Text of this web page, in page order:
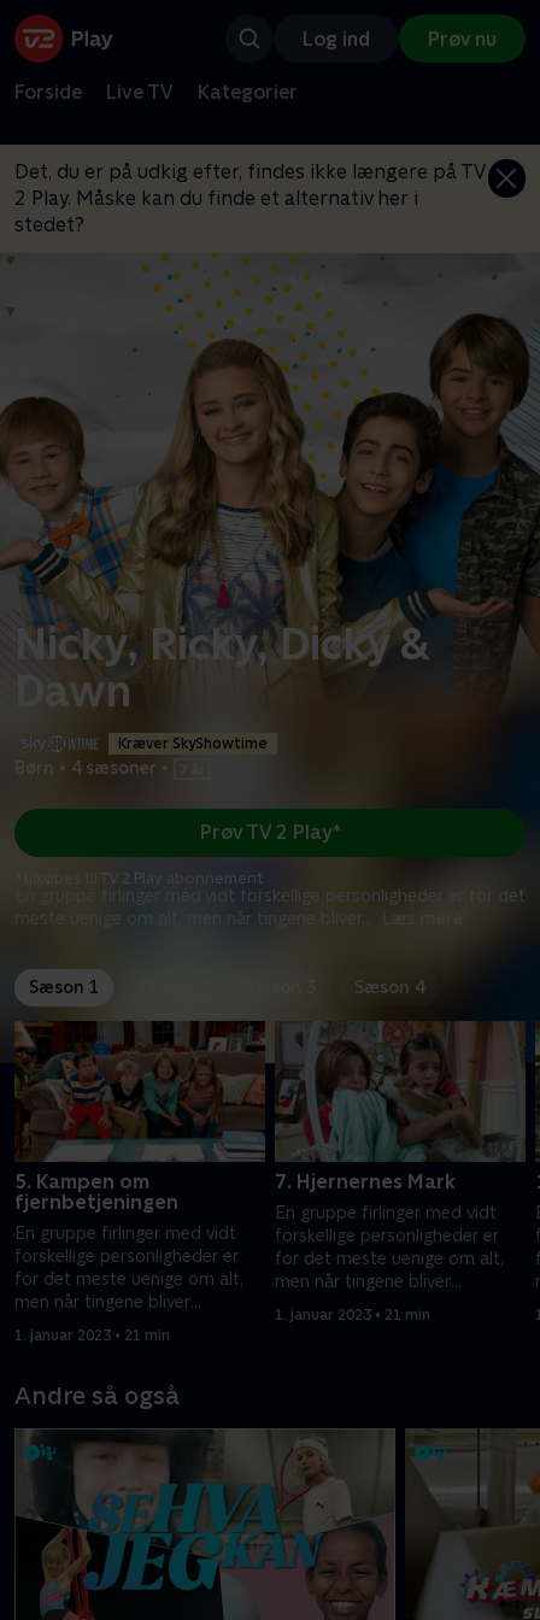
Log ind Prøv nu
Forside Live TV Kategorier
Det, du er på udkig efter, findes ikke længere på TV
2 Play. Måske kan du finde et alternativ her i
stedet?
Nicky, Ricky, Dicky &
Dawn
Kræver SkyShowtime
Børn • 4 sæsoner •
En gruppe firlinger med vidt forskellige personligheder er for det
meste uenige om alt, men når tingene bliver... Læs mere
Prøv TV 2 Play*
*tilkøbes til TV 2 Play abonnement
Sæson 1 Sæson 4
5. Kampen om
fjernbetjeningen
En gruppe firlinger med vidt
forskellige personligheder er
for det meste uenige om alt,
men når tingene bliver
hinanden ud af problemer.
1. januar 2023 • 21 min
7. Hjernernes Mark
En gruppe firlinger med vidt
forskellige personligheder er
for det meste uenige om alt,
men når tingene bliver
hinanden ud af problemer.
1. januar 2023 • 21 min
Andre så også